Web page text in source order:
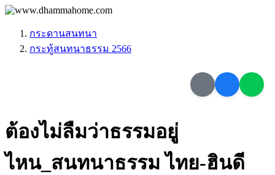
กระดานสนทนา
กระทู้สนทนาธรรม 2566
ต้องไม่ลืมว่าธรรมอยู่
ไหน_สนทนาธรรม ไทย-ฮินดี